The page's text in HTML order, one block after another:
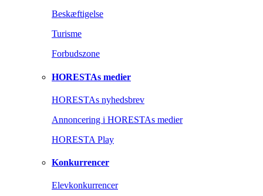
Beskæftigelse
Turisme
Forbudszone
HORESTAs medier
HORESTAs nyhedsbrev
Annoncering i HORESTAs medier
HORESTA Play
Konkurrencer
Elevkonkurrencer